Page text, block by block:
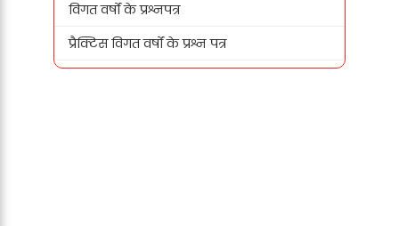
विगत वर्षों के प्रश्नपत्र
प्रैक्टिस विगत वर्षों के प्रश्न पत्र